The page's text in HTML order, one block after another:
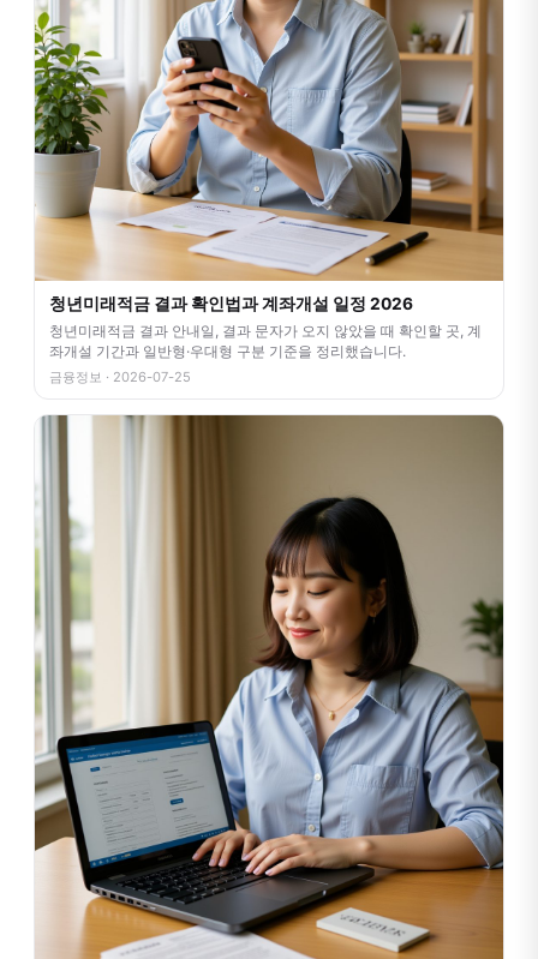
청년미래적금 결과 확인법과 계좌개설 일정 2026
청년미래적금 결과 안내일, 결과 문자가 오지 않았을 때 확인할 곳, 계
좌개설 기간과 일반형·우대형 구분 기준을 정리했습니다.
금융정보 · 2026-07-25